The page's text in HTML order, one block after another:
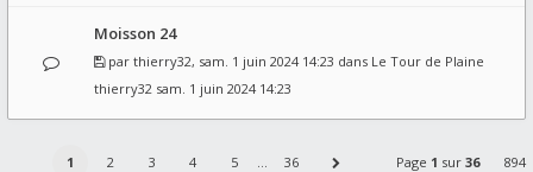
Moisson 24
par thierry32, sam. 1 juin 2024 14:23 dans Le Tour de Plaine
thierry32 sam. 1 juin 2024 14:23
1 2 3 4 5 … 36 Page 1 sur 36 894